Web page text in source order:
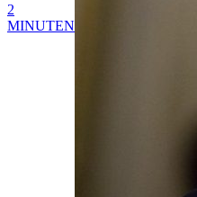
2
MINUTEN